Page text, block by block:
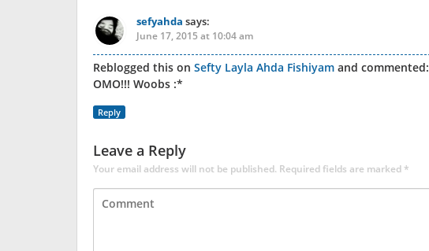
sefyahda says:
June 17, 2015 at 10:04 am
Reblogged this on Sefty Layla Ahda Fishiyam and commented:
OMO!!! Woobs :*
Reply
Leave a Reply
Your email address will not be published. Required fields are marked*